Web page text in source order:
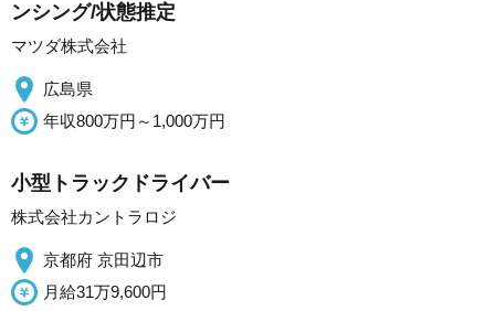
ンシング/状態推定
マツダ株式会社
広島県
年収800万円～1,000万円
小型トラックドライバー
株式会社カントラロジ
京都府 京田辺市
月給31万9,600円